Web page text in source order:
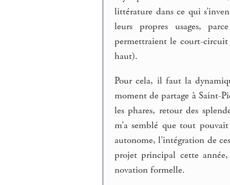
littérature dans ce qui
leurs propres usages,
permettraient le court-
haut).
Pour cela, il faut la
moment de partage à Saint-
les phares, retour des
m’a semblé que tout
autonome, l’intégration de
projet principal cette
novation formelle.